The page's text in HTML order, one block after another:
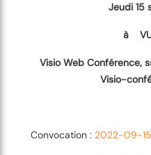
Jeudi 15
à
Visio Web Conférence,
Visio-
Convocation : 2022-09-